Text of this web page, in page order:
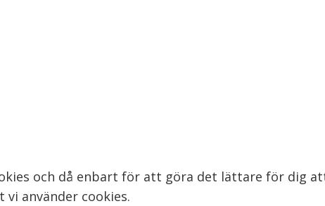
och då enbart för att göra det lättare för dig
använder cookies.